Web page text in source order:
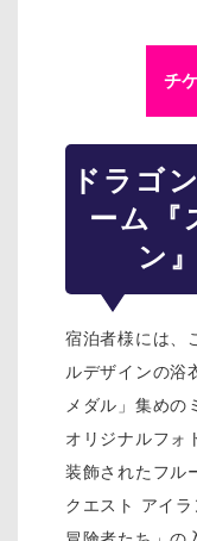
チ
ドラゴ
ーム『
ン
宿泊者様には、
ルデザインの浴
メダル」集めの
オリジナルフォ
装飾されたフル
クエスト アイ